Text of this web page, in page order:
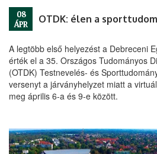
08
ÁPR
OTDK: élen a
A legtöbb első helyezést a Debreceni
érték el a 35. Országos Tudományos
(OTDK) Testnevelés- és
versenyt a járványhelyzet miatt a
meg április 6-a és 9-e között.